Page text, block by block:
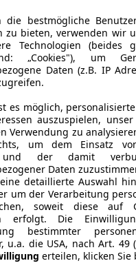
die bestmögliche
zu bieten, verwenden wir
Technologien (beides
„Cookies"), um
Daten (z.B. IP
es möglich,
auszuspielen,
Verwendung zu
um dem Einsatz
und der damit
Daten
detaillierte Auswahl
um der Verarbeitung
soweit diese auf
erfolgt. Die
bestimmter
u.a. die USA, nach Art. 49
erteilen, klicken Sie